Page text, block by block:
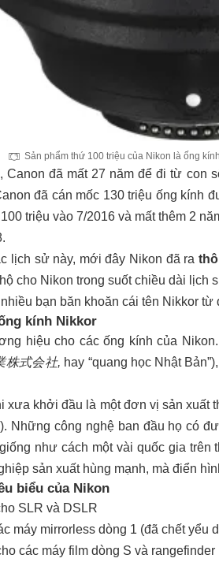
Sản phẩm thứ 100 triệu của Nikon là ống
Canon đã mất 27 năm để đi từ con
đã cán mốc 130 triệu ống kính
triệu vào 7/2016 và mất thêm 2
lịch sử này, mới đây Nikon đã ra
cho Nikon trong suốt chiều dài lịch
bạn băn khoăn cái tên Nikkor
kính Nikkor
hiệu cho các ống kính của
株式会社, hay “quang học Nhật
xưa khởi đầu là một đơn vị sản xuất
Những công nghệ ban đầu họ có
như cách một vài quốc gia
sản xuất hùng mạnh, mà điển
biểu của Nikon
SLR và DSLR
máy mirrorless dòng 1 (đã chết
các máy film dòng S và rangefinder